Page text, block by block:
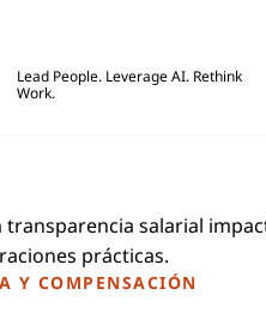
Lead People. Leverage AI. Rethink
Work.
Y COMPENSACIÓN
transparencia salarial
prácticas.